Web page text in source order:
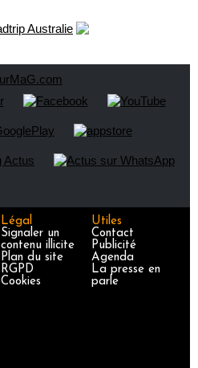
Légal
Signaler un
contenu illicite
Plan du site
RGPD
Cookies
Utiles
Contact
Publicité
Agenda
La presse en
parle